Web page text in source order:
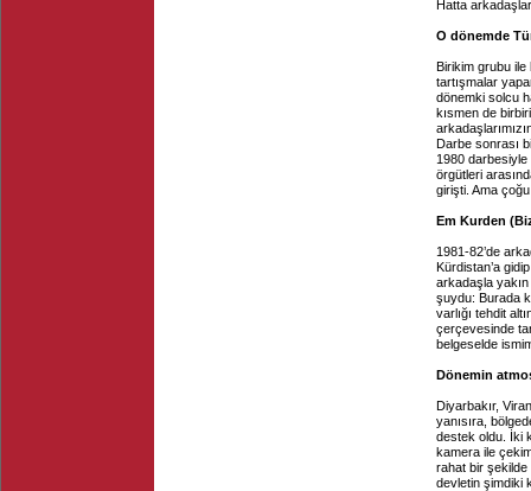
Hatta
O dönemde
Birikim grubu ile
tartışmalar
dönemki solcu
kısmen de
Darbe sonrası
1980 darbesiyle
örgütleri
girişti. Ama çoğu
Em Kurden
1981-82’de
Kürdistan’a
arkadaşla
şuydu: Burada
varlığı tehdit
çerçevesinde
belgeselde
Dönemin
Diyarbakır,
yanısıra,
destek oldu. İki
kamera ile
rahat bir şekilde
devletin şimdiki